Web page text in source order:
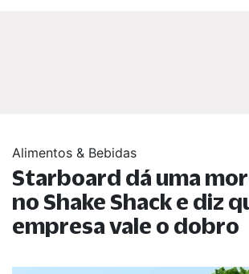
Alimentos & Bebidas
Starboard dá uma
no Shake Shack e diz
empresa vale o dobro